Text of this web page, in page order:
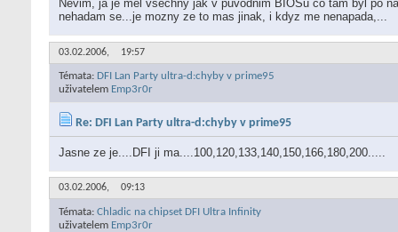
Nevim, ja je mel vsechny jak v puvodnim BIOSu co tam byl po
nehadam se...je mozny ze to mas jinak, i kdyz me nenapada,...
03.02.2006, 19:57
Témata: DFI Lan Party ultra-d:chyby v prime95
uživatelem Emp3r0r
Re: DFI Lan Party ultra-d:chyby v prime95
Jasne ze je....DFI ji ma....100,120,133,140,150,166,180,200.....
03.02.2006, 09:13
Témata: Chladic na chipset DFI Ultra Infinity
uživatelem Emp3r0r